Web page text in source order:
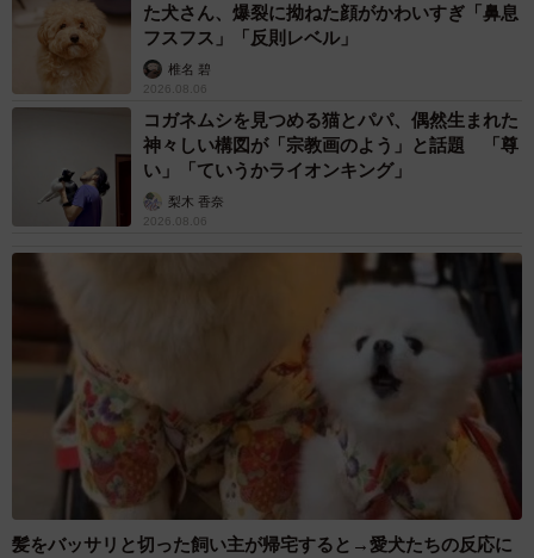
た犬さん、爆裂に拗ねた顔がかわいすぎ「鼻息
フスフス」「反則レベル」
椎名 碧
2026.08.06
コガネムシを見つめる猫とパパ、偶然生まれた
神々しい構図が「宗教画のよう」と話題 「尊
い」「ていうかライオンキング」
梨木 香奈
2026.08.06
髪をバッサリと切った飼い主が帰宅すると→愛犬たちの反応に